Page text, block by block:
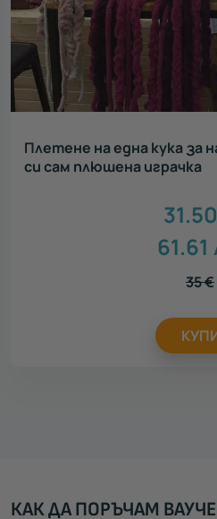
Плетене на една кука за
си сам плюшена играчка
31.50
61.61
35€
КАК ДА ПОРЪЧАМ